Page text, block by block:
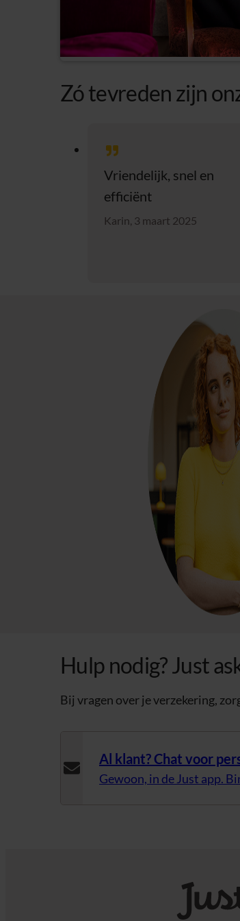
Zó tevreden zijn
Vriendelijk, snel en
efficiënt
Karin, 3 maart 2025
Hulp nodig? Just
Bij vragen over je verzekering,
Al klant? Chat voor
Gewoon, in de Just app.